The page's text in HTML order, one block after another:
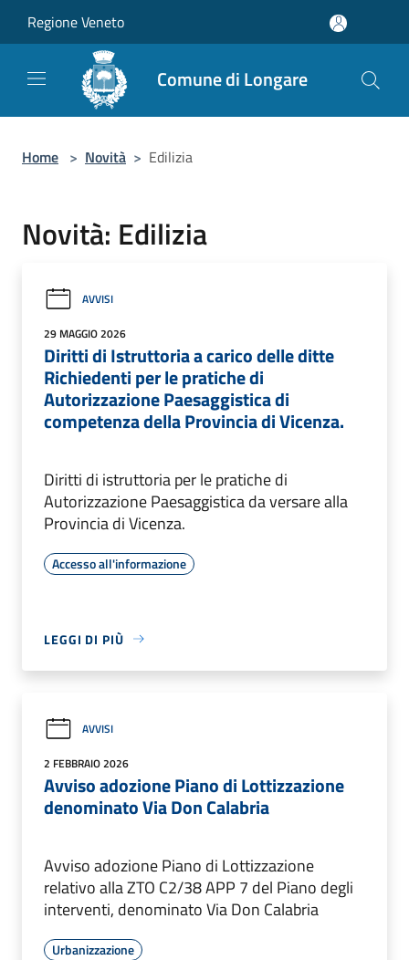
Regione Veneto
Comune di Longare
Home > Novità > Edilizia
Novità: Edilizia
AVVISI
29 MAGGIO 2026
Diritti di Istruttoria a carico delle ditte
Richiedenti per le pratiche di
Autorizzazione Paesaggistica di
competenza della Provincia di Vicenza.
Diritti di istruttoria per le pratiche di
Autorizzazione Paesaggistica da versare alla
Provincia di Vicenza.
Accesso all'informazione
LEGGI DI PIÙ
AVVISI
2 FEBBRAIO 2026
Avviso adozione Piano di Lottizzazione
denominato Via Don Calabria
Avviso adozione Piano di Lottizzazione
relativo alla ZTO C2/38 APP 7 del Piano degli
interventi, denominato Via Don Calabria
Urbanizzazione